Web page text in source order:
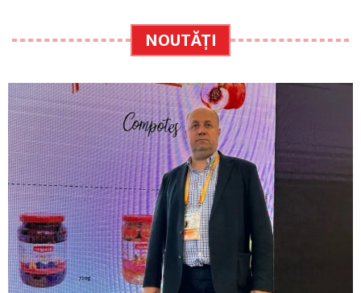
NOUTĂȚI